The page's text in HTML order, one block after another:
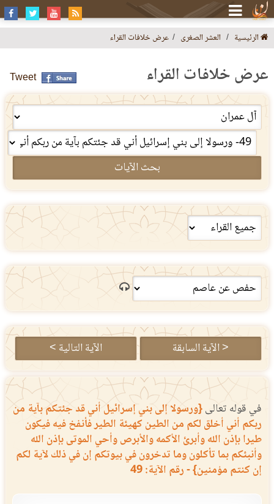
الرئيسية العشر الصغرى عرض خلافات القراء
عرض خلافات القراء Tweet
بحث الآيات
< الآية السابقة الآية التالية >
في قوله تعالى{ورسولا إلى بني إسرائيل أني قد جئتكم بآية من
ربكم أني أخلق لكم من الطين كهيئة الطير فأنفخ فيه فيكون
طيرا بإذن الله وأبرئ الأكمه والأبرص وأحي الموتى بإذن الله
وأنبئكم بما تأكلون وما تدخرون في بيوتكم إن في ذلك لآية لكم
إن كنتم مؤمنين} - رقم الآية: 49